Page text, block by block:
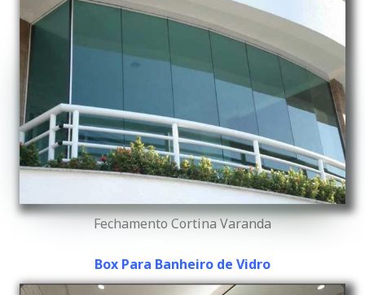
Fechamento Cortina Varanda
Box Para Banheiro de Vidro